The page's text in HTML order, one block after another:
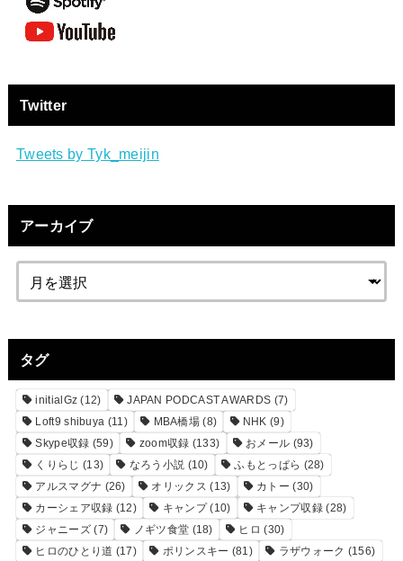
Twitter
Tweets by Tyk_meijin
アーカイブ
タグ
initialGz (12) JAPAN PODCAST AWARDS (7)
Loft9 shibuya (11) MBA橋場 (8) NHK (9)
Skype収録 (59) zoom収録 (133) おメール (93)
くりらじ (13) なろう小説 (10) ふもとっぱら (28)
アルスマグナ (26) オリックス (13) カトー (30)
カーシェア収録 (12) キャンプ(10) キャンプ収録(28)
ジャニーズ(7) ノギツ食堂 (18) ヒロ (30)
ヒロのひとり道 (17) ポリンスキー (81) ラザウォーク (156)